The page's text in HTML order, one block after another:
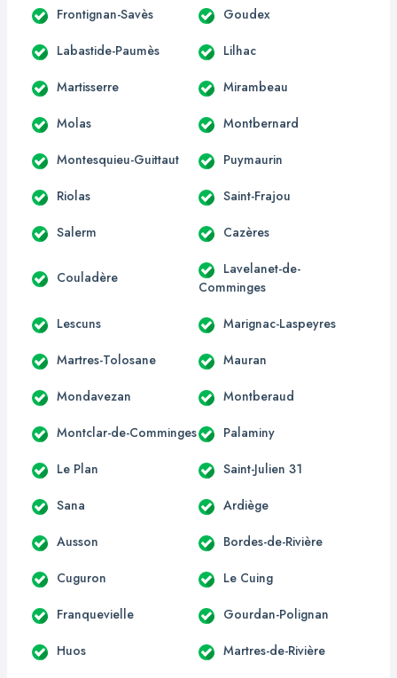
Frontignan-Savès Goudex
Labastide-Paumès Lilhac
Martisserre Mirambeau
Molas Montbernard
Montesquieu-Guittaut Puymaurin
Riolas Saint-Frajou
Salerm Cazères
Couladère
Lavelanet-de-
Comminges
Lescuns Marignac-Laspeyres
Martres-Tolosane Mauran
Mondavezan Montberaud
Montclar-de-Comminges Palaminy
Le Plan Saint-Julien 31
Sana Ardiège
Ausson Bordes-de-Rivière
Cuguron Le Cuing
Franquevielle Gourdan-Polignan
Huos Martres-de-Rivière